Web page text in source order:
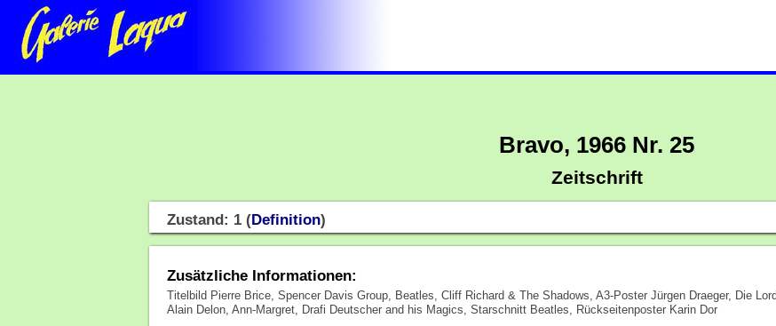
Bravo, 1966 Nr. 25
Zeitschrift
Zustand: 1 (Definition)
Zusätzliche Informationen:
Titelbild Pierre Brice, Spencer Davis Group, Beatles, Cliff Richard & The Shadows, A3-Poster Jürgen Draeger, Die
Alain Delon, Ann-Margret, Drafi Deutscher and his Magics, Starschnitt Beatles, Rückseitenposter Karin Dor